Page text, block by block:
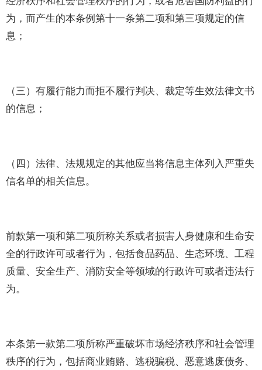
为，而产生的本条例第十一条第二项和第三项规定的信
息；
（三）有履行能力而拒不履行判决、裁定等生效法律文书
的信息；
（四）法律、法规规定的其他应当将信息主体列入严重失
信名单的相关信息。
前款第一项和第二项所称关系或者损害人身健康和生命安
全的行政许可或者行为，包括食品药品、生态环境、工程
质量、安全生产、消防安全等领域的行政许可或者违法行
为。
本条第一款第二项所称严重破坏市场经济秩序和社会管理
秩序的行为，包括商业贿赂、逃税骗税、恶意逃废债务、